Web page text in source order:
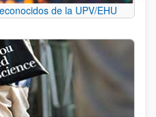
de la UPV/EHU